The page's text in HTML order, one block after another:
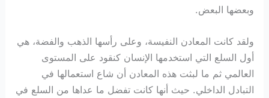
وبعضها البعض.
ولقد كانت المعادن النفيسة، وعلى رأسها الذهب والفضة، هي
أول السلع التي استخدمها الإنسان كنقود على المستوى
العالمي ثم ما لبثت هذه المعادن أن شاع استعمالها في
التبادل الداخلي. حيث أنها كانت تفضل ما عداها من السلع في